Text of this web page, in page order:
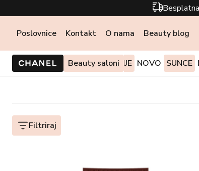
Poslovnice Kontakt O nama Beauty blog
Beauty saloni
PONUDE I AKCIJE NOVO SUNCE
Filtriraj